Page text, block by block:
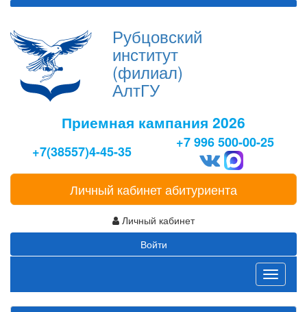
Рубцовский
институт
(филиал)
АлтГУ
Приемная кампания 2026
+7(38557)4-45-35
+7 996 500-00-25
Личный кабинет абитуриента
Личный кабинет
Войти
Toggle